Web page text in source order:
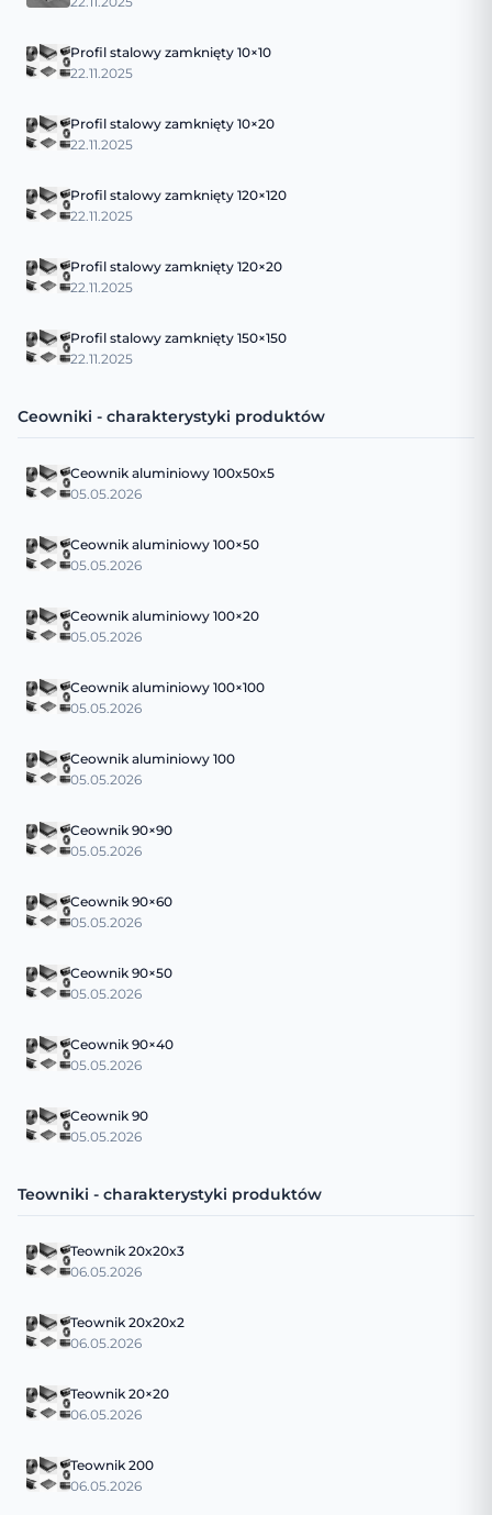
Profil stalowy zamknięty 10×10
22.11.2025
Profil stalowy zamknięty 10×20
22.11.2025
Profil stalowy zamknięty 120×120
22.11.2025
Profil stalowy zamknięty 120×20
22.11.2025
Profil stalowy zamknięty 150×150
22.11.2025
Ceowniki - charakterystyki produktów
Ceownik aluminiowy 100x50x5
05.05.2026
Ceownik aluminiowy 100×50
05.05.2026
Ceownik aluminiowy 100×20
05.05.2026
Ceownik aluminiowy 100×100
05.05.2026
Ceownik aluminiowy 100
05.05.2026
Ceownik 90×90
05.05.2026
Ceownik 90×60
05.05.2026
Ceownik 90×50
05.05.2026
Ceownik 90×40
05.05.2026
Ceownik 90
05.05.2026
Teowniki - charakterystyki produktów
Teownik 20x20x3
06.05.2026
Teownik 20x20x2
06.05.2026
Teownik 20×20
06.05.2026
Teownik 200
06.05.2026